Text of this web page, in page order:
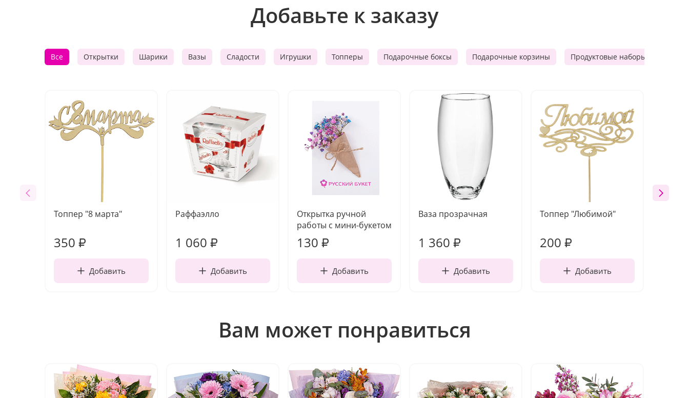
Добавьте к заказу
Все Открытки Шарики Вазы Сладости Игрушки Топперы Подарочные боксы Подарочные корзины Продуктовые наборы
Топпер "8 марта"
350 ₽
Добавить
Раффаэлло
1 060 ₽
Добавить
Открытка ручной
работы с мини-букетом
130 ₽
Добавить
Ваза прозрачная
1 360 ₽
Добавить
Топпер "Любимой"
200 ₽
Добавить
Вам может понравиться